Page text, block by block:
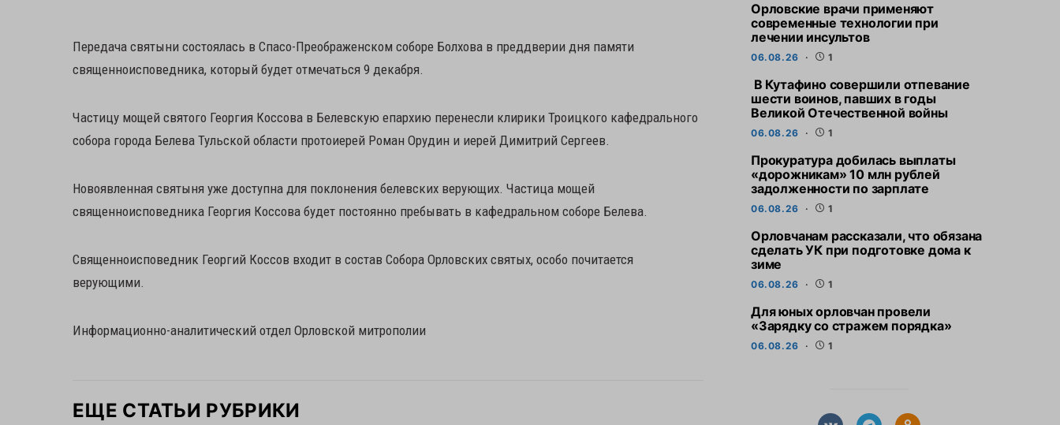
Передача святыни состоялась в Спасо-Преображенском соборе Болхова в преддверии дня памяти
священноисповедника, который будет отмечаться 9 декабря.
Частицу мощей святого Георгия Коссова в Белевскую епархию перенесли клирики Троицкого кафедрального
собора города Белева Тульской области протоиерей Роман Орудин и иерей Димитрий Сергеев.
Новоявленная святыня уже доступна для поклонения белевских верующих. Частица мощей
священноисповедника Георгия Коссова будет постоянно пребывать в кафедральном соборе Белева.
Священноисповедник Георгий Коссов входит в состав Собора Орловских святых, особо почитается
верующими.
Информационно-аналитический отдел Орловской митрополии
ЕЩЕ СТАТЬИ РУБРИКИ
Орловские врачи применяют
современные технологии при
лечении инсультов
06.08.26 1
В Кутафино совершили отпевание
шести воинов, павших в годы
Великой Отечественной войны
06.08.26 1
Прокуратура добилась выплаты
«дорожникам» 10 млн рублей
задолженности по зарплате
06.08.26 1
Орловчанам рассказали, что обязана
сделать УК при подготовке дома к
зиме
06.08.26 1
Для юных орловчан провели
«Зарядку со стражем порядка»
06.08.26 1